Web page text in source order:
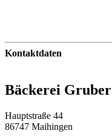
Kontaktdaten
Bäckerei Gruber
Hauptstraße 44
86747 Maihingen